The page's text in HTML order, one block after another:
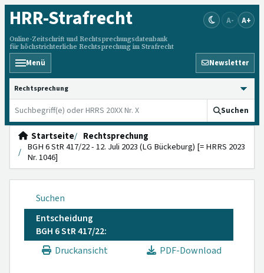
HRR-Strafrecht
Online-Zeitschrift und Rechtsprechungsdatenbank
für höchstrichterliche Rechtsprechung im Strafrecht
A- A+
Menü Newsletter
HRRS durchsuchen
Suchen
Startseite
Rechtsprechung
BGH 6 StR 417/22 - 12. Juli 2023 (LG Bückeburg) [= HRRS 2023
Nr. 1046]
Suchen
Entscheidung
BGH 6 StR 417/22:
Druckansicht
PDF-Download